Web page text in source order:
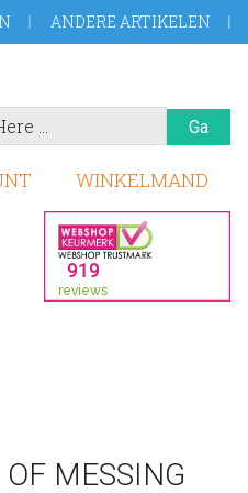
ANDERE ARTIKELEN
WINKELMAND
MESSING